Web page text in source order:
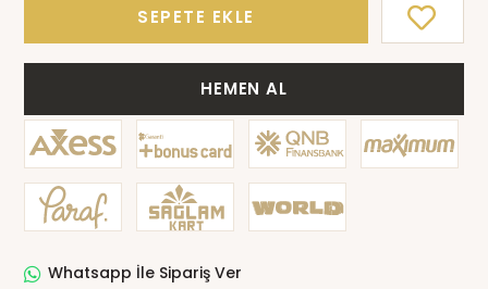
SEPETE EKLE
HEMEN AL
Whatsapp İle Sipariş Ver